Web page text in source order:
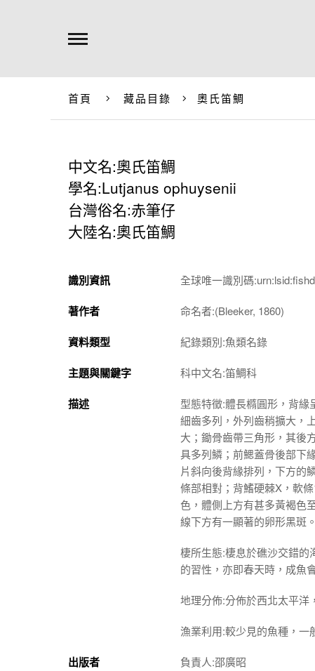
首頁 藏品目錄 奧氏笛鯛
中文名:奧氏笛鯛
學名:Lutjanus ophuysenii
台灣俗名:赤筆仔
大陸名:奧氏笛鯛
識別資訊 全球唯一識別碼
著作者 命名者:(Bleeker, 1860)
資料類型 紀錄類別:魚類名錄
主題與關鍵字 科中文名:笛鯛科
描述
型態特徵:體長橢圓形，背
細齒多列，外列齒稍擴大，
大；鋤骨齒帶三角形，其後
具多列鱗；前鰓蓋骨後部下
片斜向後背緣排列，下方的
條部相對；背鰭硬棘X，軟
色，體側上方有甚多黃褐色
線下方有一顯著的卵形黑斑
棲所生態:棲息於礁沙交錯的
的習性，亦即春天時，成魚
地理分佈:分佈於西北太平洋
漁業利用:較少見的魚種，一
出版者 負責人:邵廣昭